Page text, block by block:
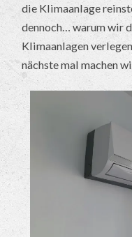
die Klimaanlage
dennoch… warum wir
Klimaanlagen
nächste mal machen